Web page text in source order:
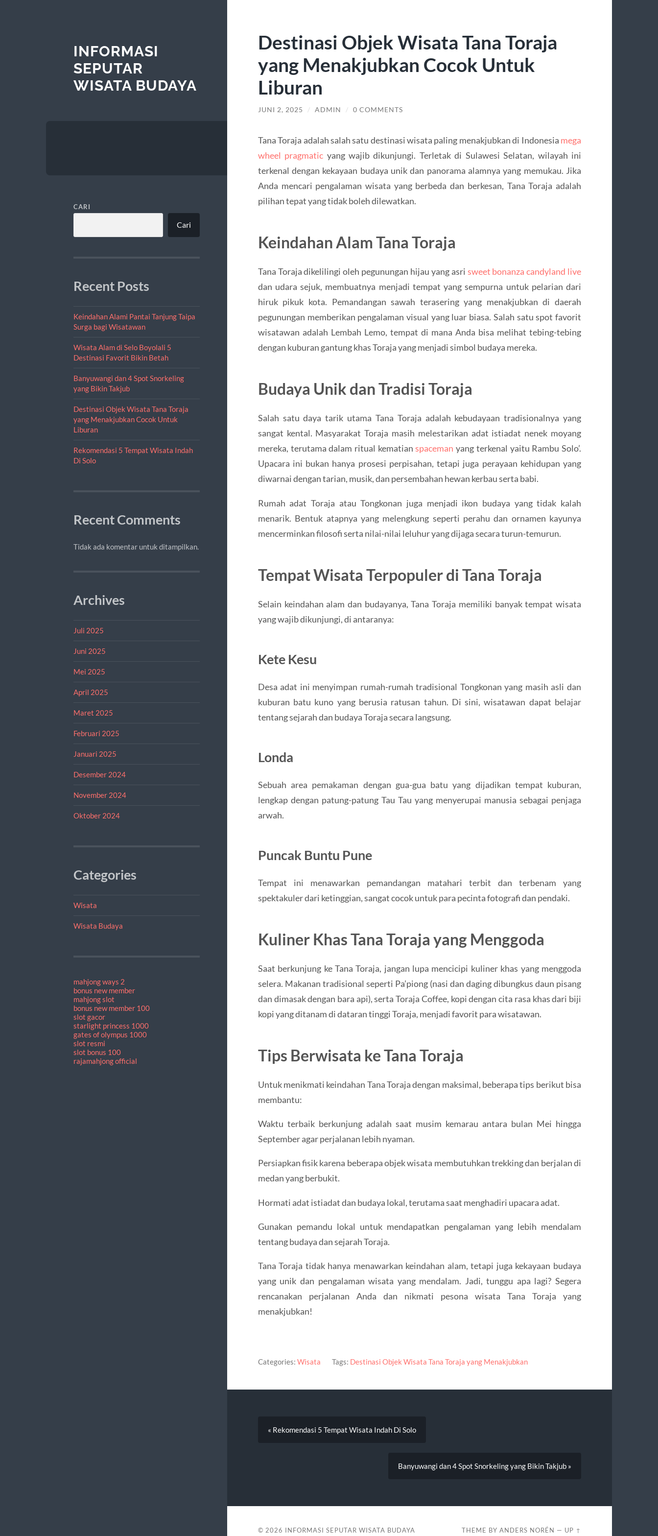
INFORMASI
SEPUTAR
WISATA BUDAYA
CARI
Cari
Recent Posts
Keindahan Alami Pantai Tanjung Taipa
Surga bagi Wisatawan
Wisata Alam di Selo Boyolali 5
Destinasi Favorit Bikin Betah
Banyuwangi dan 4 Spot Snorkeling
yang Bikin Takjub
Destinasi Objek Wisata Tana Toraja
yang Menakjubkan Cocok Untuk
Liburan
Rekomendasi 5 Tempat Wisata Indah
Di Solo
Recent Comments
Tidak ada komentar untuk ditampilkan.
Archives
Juli 2025
Juni 2025
Mei 2025
April 2025
Maret 2025
Februari 2025
Januari 2025
Desember 2024
November 2024
Oktober 2024
Categories
Wisata
Wisata Budaya
mahjong ways 2
bonus new member
mahjong slot
bonus new member 100
slot gacor
starlight princess 1000
gates of olympus 1000
slot resmi
slot bonus 100
rajamahjong official
Destinasi Objek Wisata Tana Toraja
yang Menakjubkan Cocok Untuk
Liburan
JUNI 2, 2025 / ADMIN / 0 COMMENTS
Tana Toraja adalah salah satu destinasi wisata paling menakjubkan di Indonesia mega
wheel pragmatic yang wajib dikunjungi. Terletak di Sulawesi Selatan, wilayah ini
terkenal dengan kekayaan budaya unik dan panorama alamnya yang memukau. Jika
Anda mencari pengalaman wisata yang berbeda dan berkesan, Tana Toraja adalah
pilihan tepat yang tidak boleh dilewatkan.
Keindahan Alam Tana Toraja
Tana Toraja dikelilingi oleh pegunungan hijau yang asri sweet bonanza candyland live
dan udara sejuk, membuatnya menjadi tempat yang sempurna untuk pelarian dari
hiruk pikuk kota. Pemandangan sawah terasering yang menakjubkan di daerah
pegunungan memberikan pengalaman visual yang luar biasa. Salah satu spot favorit
wisatawan adalah Lembah Lemo, tempat di mana Anda bisa melihat tebing-tebing
dengan kuburan gantung khas Toraja yang menjadi simbol budaya mereka.
Budaya Unik dan Tradisi Toraja
Salah satu daya tarik utama Tana Toraja adalah kebudayaan tradisionalnya yang
sangat kental. Masyarakat Toraja masih melestarikan adat istiadat nenek moyang
mereka, terutama dalam ritual kematianspaceman yang terkenal yaitu Rambu Solo’.
Upacara ini bukan hanya prosesi perpisahan, tetapi juga perayaan kehidupan yang
diwarnai dengan tarian, musik, dan persembahan hewan kerbau serta babi.
Rumah adat Toraja atau Tongkonan juga menjadi ikon budaya yang tidak kalah
menarik. Bentuk atapnya yang melengkung seperti perahu dan ornamen kayunya
mencerminkan filosofi serta nilai-nilai leluhur yang dijaga secara turun-temurun.
Tempat Wisata Terpopuler di Tana Toraja
Selain keindahan alam dan budayanya, Tana Toraja memiliki banyak tempat wisata
yang wajib dikunjungi, di antaranya:
Kete Kesu
Desa adat ini menyimpan rumah-rumah tradisional Tongkonan yang masih asli dan
kuburan batu kuno yang berusia ratusan tahun. Di sini, wisatawan dapat belajar
tentang sejarah dan budaya Toraja secara langsung.
Londa
Sebuah area pemakaman dengan gua-gua batu yang dijadikan tempat kuburan,
lengkap dengan patung-patung Tau Tau yang menyerupai manusia sebagai penjaga
arwah.
Puncak Buntu Pune
Tempat ini menawarkan pemandangan matahari terbit dan terbenam yang
spektakuler dari ketinggian, sangat cocok untuk para pecinta fotografi dan pendaki.
Kuliner Khas Tana Toraja yang Menggoda
Saat berkunjung ke Tana Toraja, jangan lupa mencicipi kuliner khas yang menggoda
selera. Makanan tradisional seperti Pa’piong (nasi dan daging dibungkus daun pisang
dan dimasak dengan bara api), serta Toraja Coffee, kopi dengan cita rasa khas dari biji
kopi yang ditanam di dataran tinggi Toraja, menjadi favorit para wisatawan.
Tips Berwisata ke Tana Toraja
Untuk menikmati keindahan Tana Toraja dengan maksimal, beberapa tips berikut bisa
membantu:
Waktu terbaik berkunjung adalah saat musim kemarau antara bulan Mei hingga
September agar perjalanan lebih nyaman.
Persiapkan fisik karena beberapa objek wisata membutuhkan trekking dan berjalan di
medan yang berbukit.
Hormati adat istiadat dan budaya lokal, terutama saat menghadiri upacara adat.
Gunakan pemandu lokal untuk mendapatkan pengalaman yang lebih mendalam
tentang budaya dan sejarah Toraja.
Tana Toraja tidak hanya menawarkan keindahan alam, tetapi juga kekayaan budaya
yang unik dan pengalaman wisata yang mendalam. Jadi, tunggu apa lagi? Segera
rencanakan perjalanan Anda dan nikmati pesona wisata Tana Toraja yang
menakjubkan!
Categories: Wisata Tags: Destinasi Objek Wisata Tana Toraja yang Menakjubkan
« Rekomendasi 5 Tempat Wisata Indah Di Solo
Banyuwangi dan 4 Spot Snorkeling yang Bikin Takjub »
© 2026 INFORMASI SEPUTAR WISATA BUDAYA THEME BYANDERS NORÉN — UP ↑